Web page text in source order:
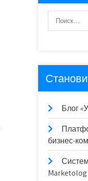
Блог
бизнес-